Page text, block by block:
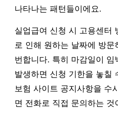
나타나는 패턴들이에요.
실업급여 신청 시 고용센터
로 인해 원하는 날짜에 방문
번합니다. 특히 마감일이
발생하면 신청 기한을 놓칠
보험 사이트 공지사항을 수
면 전화로 직접 문의하는 것